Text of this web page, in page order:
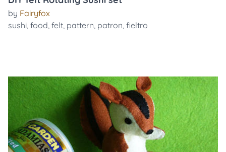
by Fairyfox
sushi, food, felt, pattern, patron, fieltro